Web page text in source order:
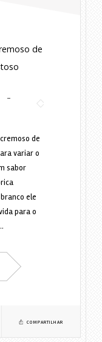
de
-
de
variar o
sabor
ele
para o
COMPARTILHAR